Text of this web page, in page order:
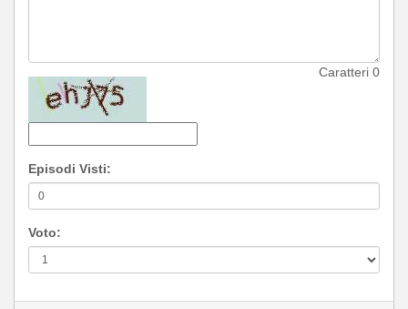
Caratteri 0
Episodi Visti:
Voto: